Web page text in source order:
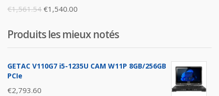
€1,561.54 Original
was:
€1,561.54.
€1,540.00
is:
€1,540.00.
Produits les mieux notés
GETAC V110G7 i5-1235U CAM W11P 8GB/256GB
PCIe
€2,793.60